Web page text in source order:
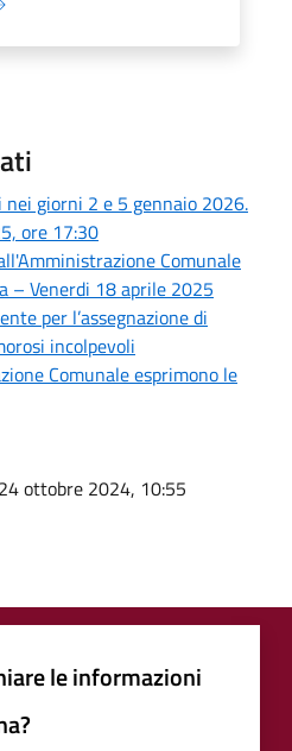
giorni 2 e 5 gennaio 2026.
ore 17:30
Comunale
– Venerdi 18 aprile 2025
per l’assegnazione di
incolpevoli
Comunale esprimono le
ottobre 2024, 10:55
le informazioni